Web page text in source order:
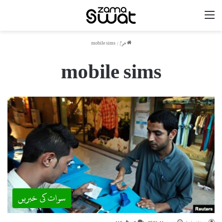
ھوم /
mobile sims
mobile sims
سوات کی خبریں